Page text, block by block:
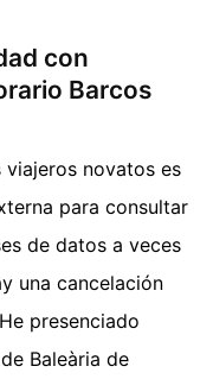
con
Barcos
novatos es
para consultar
de datos a veces
una cancelación
presenciado
Baleària de